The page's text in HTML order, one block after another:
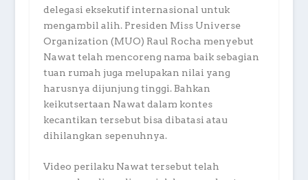
delegasi eksekutif internasional untuk
mengambil alih. Presiden Miss Universe
Organization (MUO) Raul Rocha menyebut
Nawat telah mencoreng nama baik sebagian
tuan rumah juga melupakan nilai yang
harusnya dijunjung tinggi. Bahkan
keikutsertaan Nawat dalam kontes
kecantikan tersebut bisa dibatasi atau
dihilangkan sepenuhnya.
Video perilaku Nawat tersebut telah